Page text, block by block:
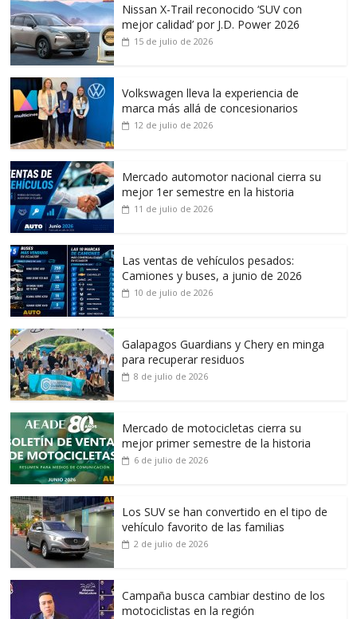
Nissan X-Trail reconocido ‘SUV con
mejor calidad’ por J.D. Power 2026
15 de julio de 2026
Volkswagen lleva la experiencia de
marca más allá de concesionarios
12 de julio de 2026
Mercado automotor nacional cierra su
mejor 1er semestre en la historia
11 de julio de 2026
Las ventas de vehículos pesados:
Camiones y buses, a junio de 2026
10 de julio de 2026
Galapagos Guardians y Chery en minga
para recuperar residuos
8 de julio de 2026
Mercado de motocicletas cierra su
mejor primer semestre de la historia
6 de julio de 2026
Los SUV se han convertido en el tipo de
vehículo favorito de las familias
2 de julio de 2026
Campaña busca cambiar destino de los
motociclistas en la región